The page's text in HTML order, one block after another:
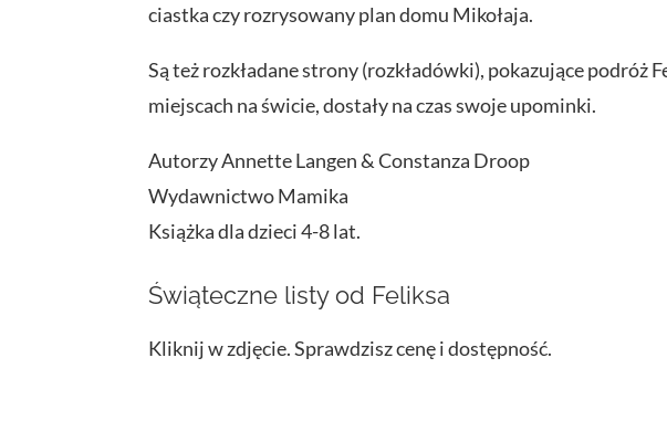
ciastka czy rozrysowany plan domu Mikołaja.
Są też rozkładane strony (rozkładówki), pokazujące podróż
miejscach na świcie, dostały na czas swoje upominki.
Autorzy Annette Langen & Constanza Droop
Wydawnictwo Mamika
Książka dla dzieci 4-8 lat.
Świąteczne listy od Feliksa
Kliknij w zdjęcie. Sprawdzisz cenę i dostępność.